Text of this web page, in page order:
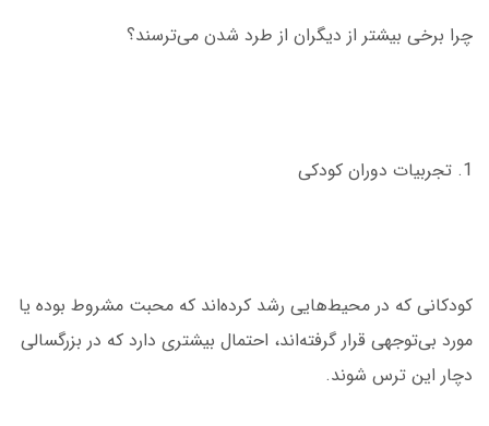
چرا برخی بیشتر از دیگران از طرد شدن می‌ترسند؟
1. تجربیات دوران کودکی
کودکانی که در محیط‌هایی رشد کرده‌اند که محبت مشروط بوده یا
مورد بی‌توجهی قرار گرفته‌اند، احتمال بیشتری دارد که در بزرگسالی
دچار این ترس شوند.